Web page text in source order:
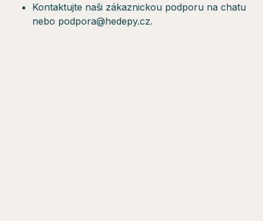
Kontaktujte naši zákaznickou podporu na chatu
nebo podpora@hedepy.cz.